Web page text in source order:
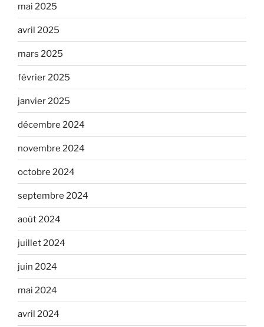
mai 2025
avril 2025
mars 2025
février 2025
janvier 2025
décembre 2024
novembre 2024
octobre 2024
septembre 2024
août 2024
juillet 2024
juin 2024
mai 2024
avril 2024